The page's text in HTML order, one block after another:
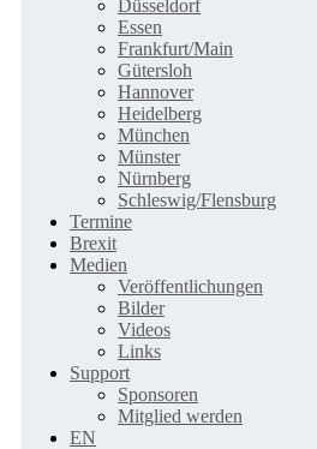
Düsseldorf
Essen
Frankfurt/Main
Gütersloh
Hannover
Heidelberg
München
Münster
Nürnberg
Schleswig/Flensburg
Termine
Brexit
Medien
Veröffentlichungen
Bilder
Videos
Links
Support
Sponsoren
Mitglied werden
EN